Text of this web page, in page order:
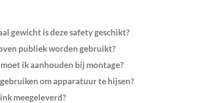
gewicht is deze safety geschikt?
publiek worden gebruikt?
ik aanhouden bij montage?
om apparatuur te hijsen?
meegeleverd?